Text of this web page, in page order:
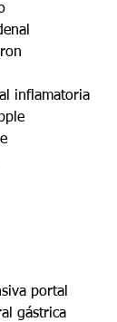
inflamatoria
portal
gástrica